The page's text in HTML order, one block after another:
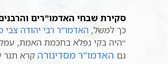
סקירת שבחי האדמו”רים
כך למשל, האדמו”ר רבי יהודה צבי
“היה בקי נפלא בחכמת האמת,
גם האדמו”ר מסדיגורה קרא תגר